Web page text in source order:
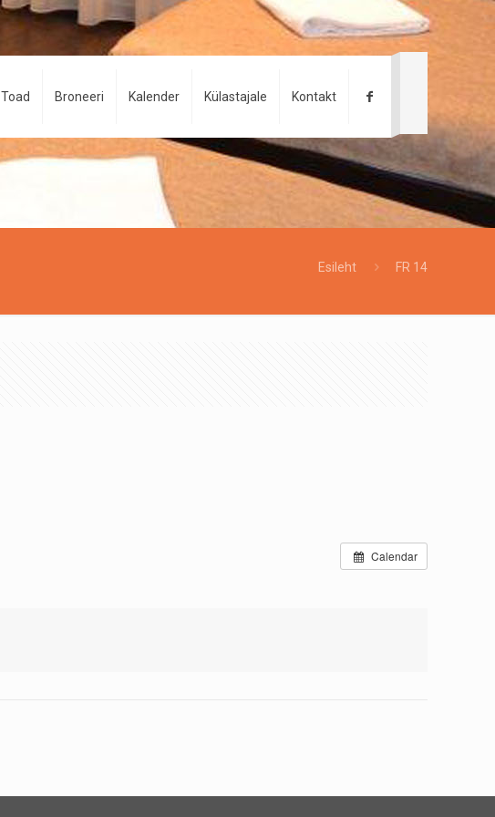
Toad Broneeri Kalender Külastajale Kontakt
Esileht FR 14
Calendar